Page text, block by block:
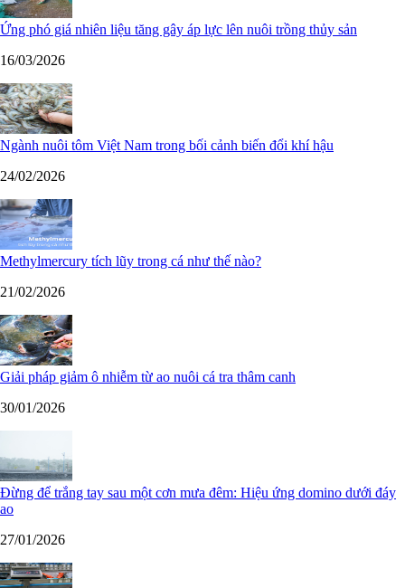
Ứng phó giá nhiên liệu tăng gây áp lực lên nuôi trồng thủy sản
16/03/2026
Ngành nuôi tôm Việt Nam trong bối cảnh biến đổi khí hậu
24/02/2026
Methylmercury tích lũy trong cá như thế nào?
21/02/2026
Giải pháp giảm ô nhiễm từ ao nuôi cá tra thâm canh
30/01/2026
Đừng để trắng tay sau một cơn mưa đêm: Hiệu ứng domino dưới đáy
ao
27/01/2026